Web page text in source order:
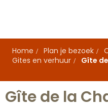
principal
Home
Plan je bezoek
Gites en verhuur
Gîte
Gîte de la